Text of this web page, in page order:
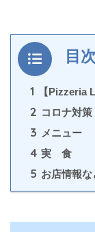
目次
1 【Pizzeria
2 コロナ対策
3 メニュー
4 実 食
5 お店情報な